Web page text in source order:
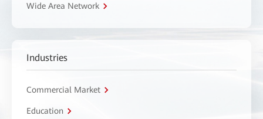
Wide Area Network
Industries
Commercial Market
Education